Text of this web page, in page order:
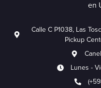
en
Calle C P1038, Las
Pickup
Lunes -